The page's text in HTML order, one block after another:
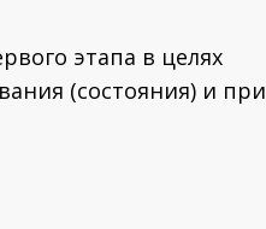
этапа в целях
(состояния) и при